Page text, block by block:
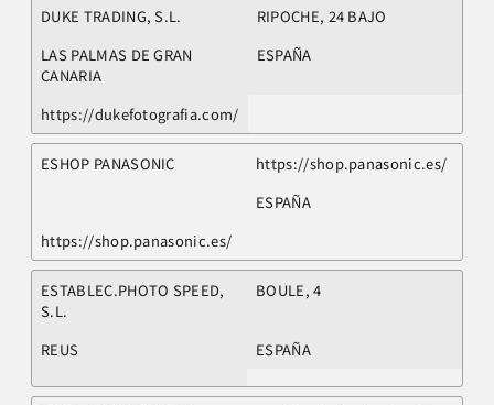
DUKE TRADING, S.L.
RIPOCHE, 24 BAJO
LAS PALMAS DE GRAN
CANARIA
ESPAÑA
https://dukefotografia.com/
ESHOP PANASONIC
https://shop.panasonic.es/
ESPAÑA
https://shop.panasonic.es/
ESTABLEC.PHOTO SPEED,
S.L.
BOULE, 4
REUS ESPAÑA